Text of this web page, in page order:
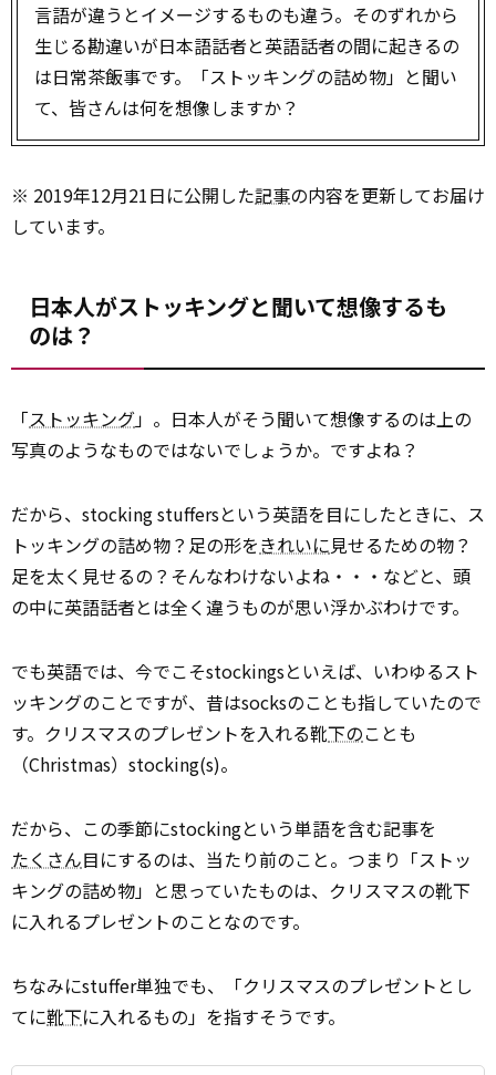
言語が違うとイメージするものも違う。そのずれから
生じる勘違いが日本語話者と英語話者の間に起きるの
は日常茶飯事です。「ストッキングの詰め物」と聞い
て、皆さんは何を想像しますか？
※ 2019年12月21日に公開した記事の内容を更新してお届け
しています。
日本人がストッキングと聞いて想像するも
のは？
「ストッキング」。日本人がそう聞いて想像するのは上の
写真のようなものではないでしょうか。ですよね？
だから、stocking stuffersという英語を目にしたときに、ス
トッキングの詰め物？足の形をきれいに見せるための物？
足を太く見せるの？そんなわけないよね・・・などと、頭
の中に英語話者とは全く違うものが思い浮かぶわけです。
でも英語では、今でこそstockingsといえば、いわゆるスト
ッキングのことですが、昔はsocksのことも指していたので
す。クリスマスのプレゼントを入れる靴下のことも
（Christmas）stocking(s)。
だから、この季節にstockingという単語を含む記事を
たくさん目にするのは、当たり前のこと。つまり「ストッ
キングの詰め物」と思っていたものは、クリスマスの靴下
に入れるプレゼントのことなのです。
ちなみにstuffer単独でも、「クリスマスのプレゼントとし
てに靴下に入れるもの」を指すそうです。